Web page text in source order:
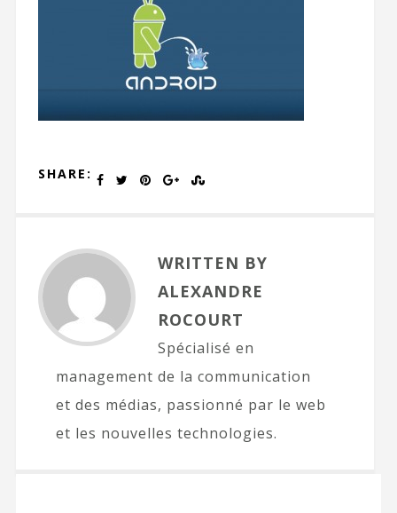
SHARE:
WRITTEN BY
ALEXANDRE
ROCOURT
Spécialisé en
management de la communication
et des médias, passionné par le web
et les nouvelles technologies.